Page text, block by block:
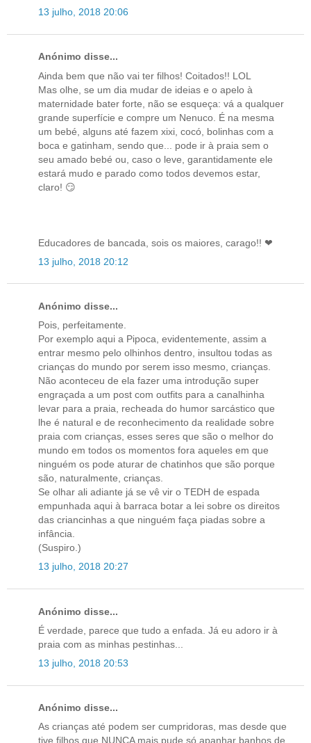
13 julho, 2018 20:06
Anónimo disse...
Ainda bem que não vai ter filhos! Coitados!! LOL
Mas olhe, se um dia mudar de ideias e o apelo à
maternidade bater forte, não se esqueça: vá a qualquer
grande superfície e compre um Nenuco. É na mesma
um bebé, alguns até fazem xixi, cocó, bolinhas com a
boca e gatinham, sendo que... pode ir à praia sem o
seu amado bebé ou, caso o leve, garantidamente ele
estará mudo e parado como todos devemos estar,
claro! 😏
Educadores de bancada, sois os maiores, carago!! ❤
13 julho, 2018 20:12
Anónimo disse...
Pois, perfeitamente.
Por exemplo aqui a Pipoca, evidentemente, assim a
entrar mesmo pelo olhinhos dentro, insultou todas as
crianças do mundo por serem isso mesmo, crianças.
Não aconteceu de ela fazer uma introdução super
engraçada a um post com outfits para a canalhinha
levar para a praia, recheada do humor sarcástico que
lhe é natural e de reconhecimento da realidade sobre
praia com crianças, esses seres que são o melhor do
mundo em todos os momentos fora aqueles em que
ninguém os pode aturar de chatinhos que são porque
são, naturalmente, crianças.
Se olhar ali adiante já se vê vir o TEDH de espada
empunhada aqui à barraca botar a lei sobre os direitos
das criancinhas a que ninguém faça piadas sobre a
infância.
(Suspiro.)
13 julho, 2018 20:27
Anónimo disse...
É verdade, parece que tudo a enfada. Já eu adoro ir à
praia com as minhas pestinhas...
13 julho, 2018 20:53
Anónimo disse...
As crianças até podem ser cumpridoras, mas desde que
tive filhos que NUNCA mais pude só apanhar banhos de